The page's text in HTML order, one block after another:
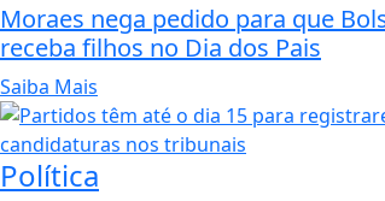
Moraes nega pedido para que
receba filhos no Dia dos Pais
Saiba Mais
Política